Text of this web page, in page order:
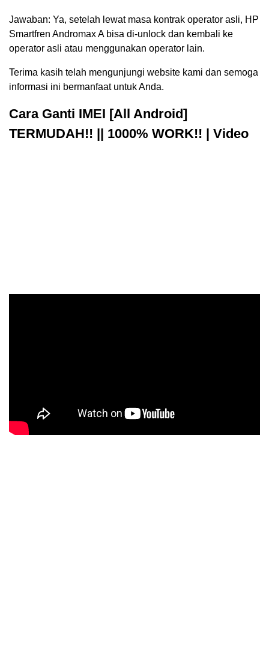
Jawaban: Ya, setelah lewat masa kontrak operator asli, HP
Smartfren Andromax A bisa di-unlock dan kembali ke
operator asli atau menggunakan operator lain.
Terima kasih telah mengunjungi website kami dan semoga
informasi ini bermanfaat untuk Anda.
Cara Ganti IMEI [All Android]
TERMUDAH!! || 1000% WORK!! | Video